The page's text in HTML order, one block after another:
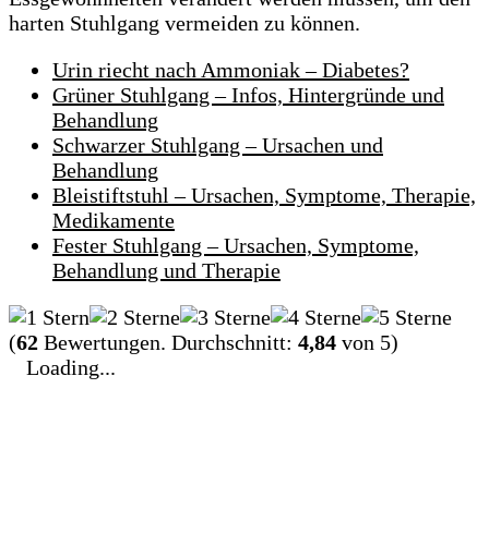
harten Stuhlgang vermeiden zu können.
Urin riecht nach Ammoniak – Diabetes?
Grüner Stuhlgang – Infos, Hintergründe und
Behandlung
Schwarzer Stuhlgang – Ursachen und
Behandlung
Bleistiftstuhl – Ursachen, Symptome, Therapie,
Medikamente
Fester Stuhlgang – Ursachen, Symptome,
Behandlung und Therapie
(62 Bewertungen. Durchschnitt: 4,84 von 5)
Loading...